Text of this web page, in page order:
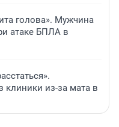
голова». Мужчина
атаке БПЛА в
клиники из-за мата в